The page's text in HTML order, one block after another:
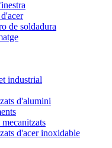
de soldadura
industrial
d'alumini
d'acer inoxidable